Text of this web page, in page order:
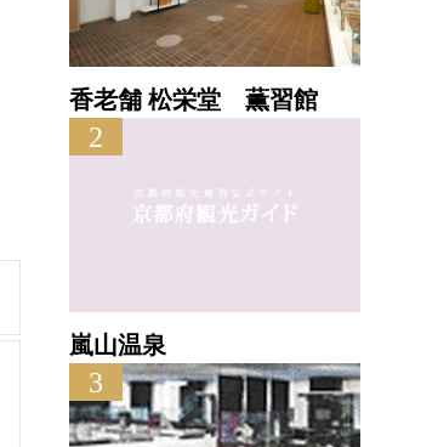
香老舗 松栄堂 薫習館
2
嵐山温泉
3